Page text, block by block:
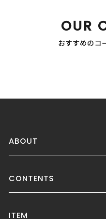
OUR
おすすめのコ
ABOUT
CONTENTS
ITEM